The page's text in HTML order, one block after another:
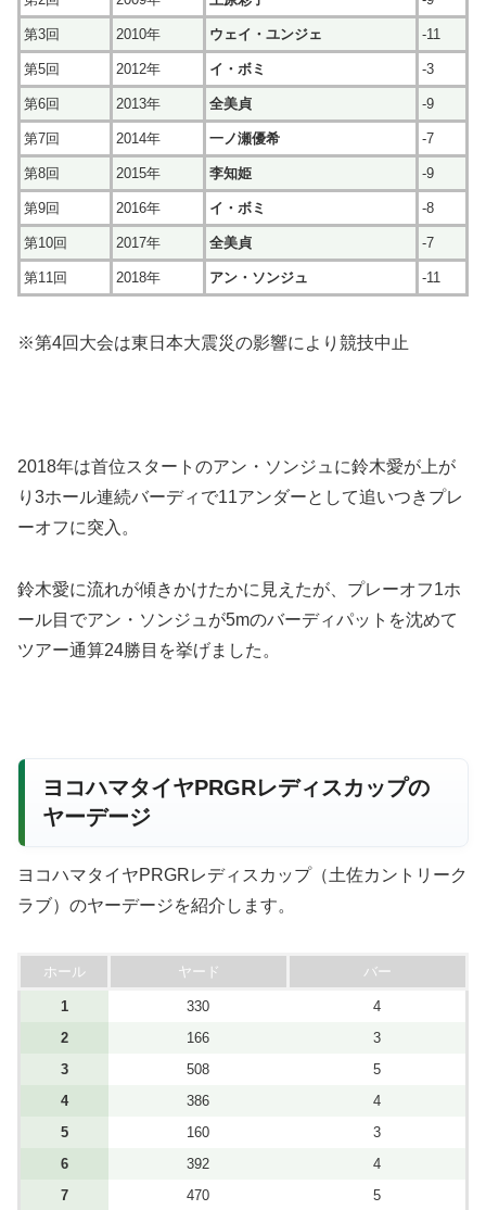
第3回 2010年 ウェイ・ユンジェ -11
第5回 2012年 イ・ボミ -3
第6回 2013年 全美貞 -9
第7回 2014年 一ノ瀬優希 -7
第8回 2015年 李知姫 -9
第9回 2016年 イ・ボミ -8
第10回 2017年 全美貞 -7
第11回 2018年 アン・ソンジュ -11
※第4回大会は東日本大震災の影響により競技中止
2018年は首位スタートのアン・ソンジュに鈴木愛が上が
り3ホール連続バーディで11アンダーとして追いつきプレ
ーオフに突入。
鈴木愛に流れが傾きかけたかに見えたが、プレーオフ1ホ
ール目でアン・ソンジュが5mのバーディパットを沈めて
ツアー通算24勝目を挙げました。
ヨコハマタイヤPRGRレディスカップの
ヤーデージ
ヨコハマタイヤPRGRレディスカップ（土佐カントリーク
ラブ）のヤーデージを紹介します。
ホール ヤード バー
1 330
4
2
166
3
3
508
5
4
386
4
5
160
3
6
392
4
7
470
5